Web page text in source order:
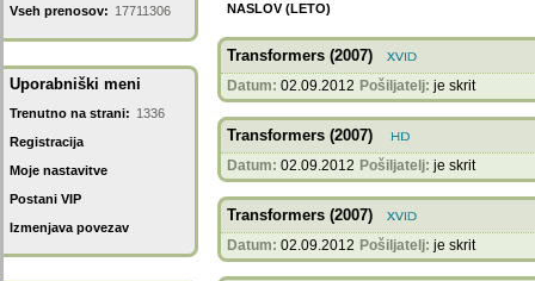
Vseh prenosov: 17711306
Uporabniški meni
Trenutno na strani: 1336
Registracija
Moje nastavitve
Postani VIP
Izmenjava povezav
NASLOV (LETO)
Transformers (2007)
Datum: 02.09.2012 Pošiljatelj: je skrit
Transformers (2007)
Datum: 02.09.2012 Pošiljatelj: je skrit
Transformers (2007)
Datum: 02.09.2012 Pošiljatelj: je skrit